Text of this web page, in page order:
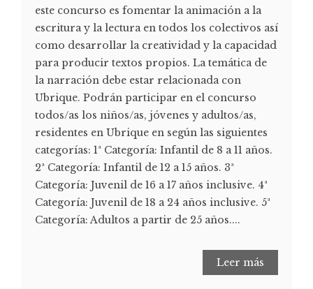
este concurso es fomentar la animación a la
escritura y la lectura en todos los colectivos así
como desarrollar la creatividad y la capacidad
para producir textos propios. La temática de
la narración debe estar relacionada con
Ubrique. Podrán participar en el concurso
todos/as los niños/as, jóvenes y adultos/as,
residentes en Ubrique en según las siguientes
categorías: 1ª Categoría: Infantil de 8 a 11 años.
2ª Categoría: Infantil de 12 a 15 años. 3ª
Categoría: Juvenil de 16 a 17 años inclusive. 4ª
Categoría: Juvenil de 18 a 24 años inclusive. 5ª
Categoría: Adultos a partir de 25 años....
Leer más